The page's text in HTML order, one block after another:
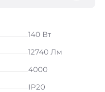
140 Вт
12740 Лм
4000
IP20